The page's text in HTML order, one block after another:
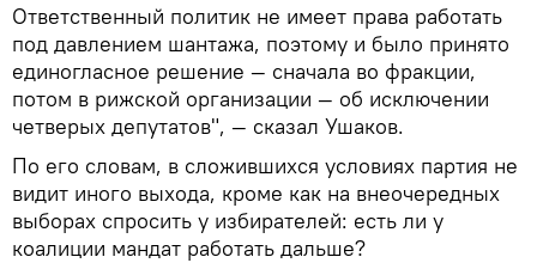
Ответственный политик не имеет права работать
под давлением шантажа, поэтому и было принято
единогласное решение — сначала во фракции,
потом в рижской организации — об исключении
четверых депутатов", — сказал Ушаков.
По его словам, в сложившихся условиях партия не
видит иного выхода, кроме как на внеочередных
выборах спросить у избирателей: есть ли у
коалиции мандат работать дальше?